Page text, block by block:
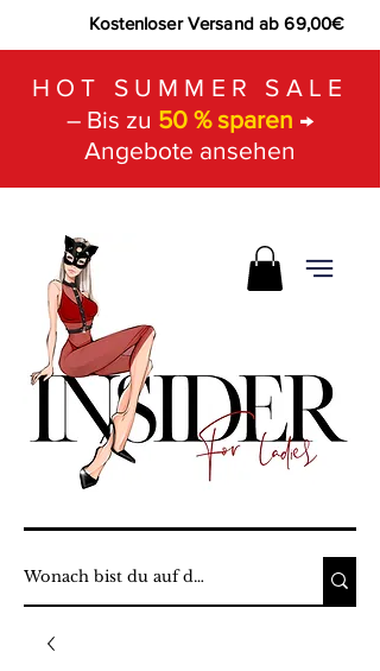
Kostenloser Versand ab 69,00€
HOT SUMMER SALE
– Bis zu 50 % sparen →
Angebote ansehen